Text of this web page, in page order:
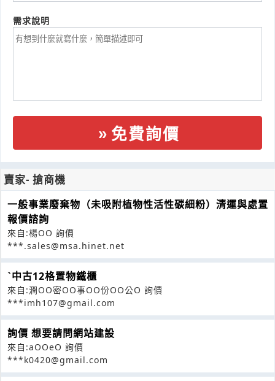
需求說明
免費詢價
賣家- 搶商機
一般事業廢棄物（未吸附植物性活性碳細粉）清運與處置
報價諮詢
來自:楊OO 詢價
***.sales@msa.hinet.net
ˋ中古12格置物鐵櫃
來自:潤OO密OO事OO份OO公O 詢價
***imh107@gmail.com
詢價 想要請問網站建設
來自:aOOeO 詢價
***k0420@gmail.com